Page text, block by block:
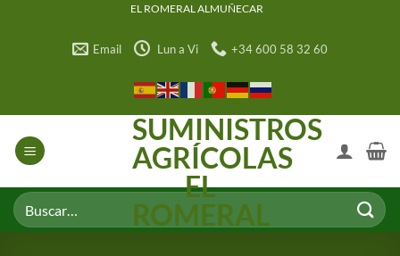
EL ROMERAL ALMUÑECAR
Email Lun a Vi +34 600 58 32 60
SUMINISTROS
AGRÍCOLAS
EL
ROMERAL
Buscar
por: